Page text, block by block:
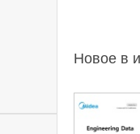
Новое в